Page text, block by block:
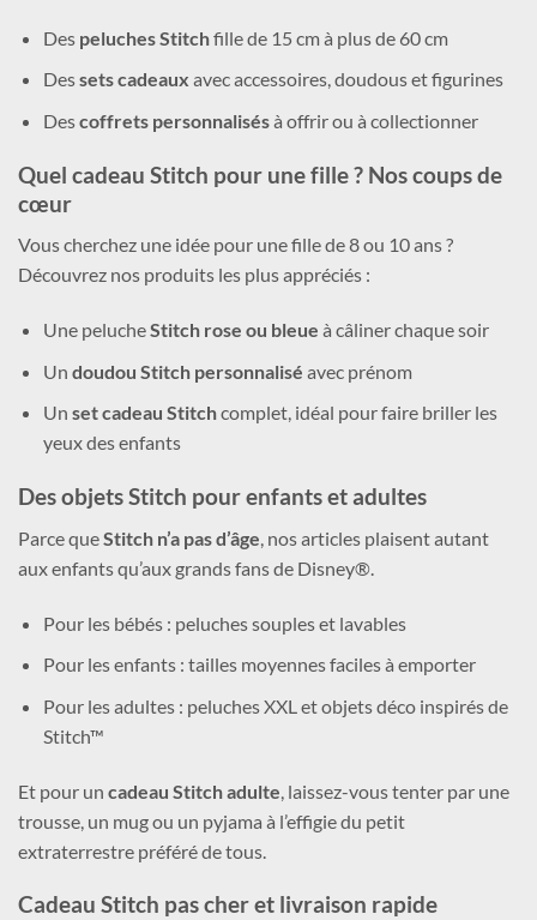
Des peluches Stitchfille de 15 cm à plus de 60 cm
Dessets cadeaux avec accessoires, doudous et figurines
Descoffrets personnalisésà offrir ou à collectionner
Quel cadeau Stitch pour une fille ? Nos coups de
cœur
Vous cherchez une idée pour une fille de 8 ou 10 ans ?
Découvrez nos produits les plus appréciés :
Une pelucheStitch rose ou bleue à câliner chaque soir
Un doudou Stitch personnalisé avec prénom
Un set cadeau Stitchcomplet, idéal pour faire briller les
yeux des enfants
Des objets Stitch pour enfants et adultes
Parce queStitch n’a pas d’âge, nos articles plaisent autant
aux enfants qu’aux grands fans de Disney®.
Pour les bébés : peluches souples et lavables
Pour les enfants : tailles moyennes faciles à emporter
Pour les adultes : peluches XXL et objets déco inspirés de
Stitch™
Et pour un cadeau Stitch adulte , laissez-vous tenter par une
trousse, un mug ou un pyjama à l’effigie du petit
extraterrestre préféré de tous.
Cadeau Stitch pas cher et livraison rapide